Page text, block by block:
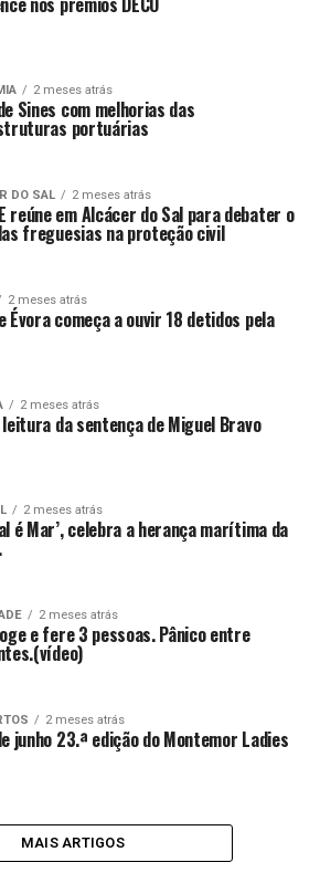
2 meses atrás
Sines com melhorias das
portuárias
DO SAL 2 meses atrás
reúne em Alcácer do Sal para debater o
freguesias na proteção civil
2 meses atrás
Évora começa a ouvir 18 detidos pela
2 meses atrás
leitura da sentença de Miguel Bravo
2 meses atrás
é Mar’, celebra a herança marítima da
2 meses atrás
e fere 3 pessoas. Pânico entre
2 meses atrás
junho 23.ª edição do Montemor Ladies
MAIS ARTIGOS